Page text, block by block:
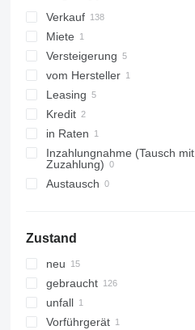
Verkauf
Miete
Versteigerung
vom Hersteller
Leasing
Kredit
in Raten
Inzahlungnahme (Tausch mit
Zuzahlung)
Austausch
Zustand
neu
gebraucht
unfall
Vorführgerät